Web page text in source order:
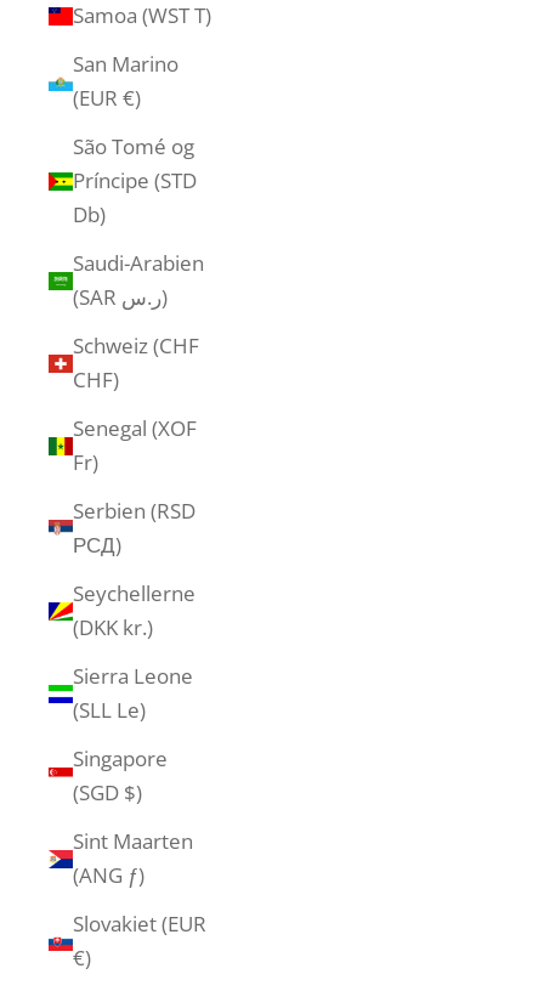
Samoa (WST T)
San Marino
(EUR €)
São Tomé og
Príncipe (STD
Db)
Saudi-Arabien
(SAR ر.س)
Schweiz (CHF
CHF)
Senegal (XOF
Fr)
Serbien (RSD
РСД)
Seychellerne
(DKK kr.)
Sierra Leone
(SLL Le)
Singapore
(SGD $)
Sint Maarten
(ANG ƒ)
Slovakiet (EUR
€)